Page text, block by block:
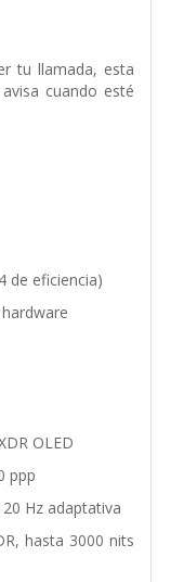
tu llamada, esta
cuando esté
de eficiencia)
OLED
ppp
Hz adaptativa
hasta 3000 nits